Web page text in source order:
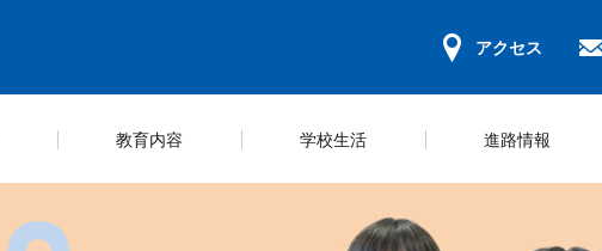
アクセス
キャンパスマップ
教育内容
カリキュラム＆コース紹介
学校生活
スクールライフ
進路情報
学則
スケジュール